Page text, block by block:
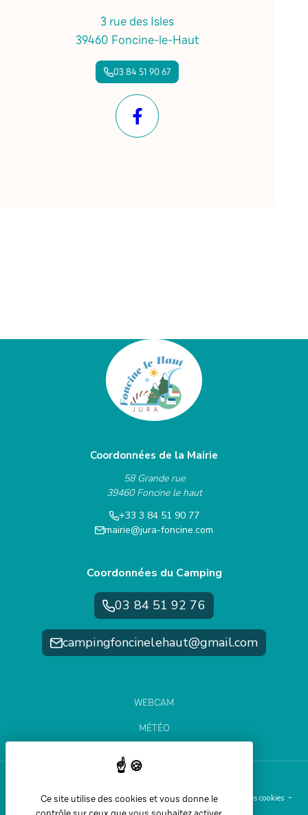
3 rue des Isles
39460 Foncine-le-Haut
03 84 51 90 67
Facebook
Coordonnées de la Mairie
58 Grande rue
39460 Foncine le haut
+33 3 84 51 90 77
mairie@jura-foncine.com
Coordonnées du Camping
03 84 51 92 76
campingfoncinelehaut@gmail.com
WEBCAM
MÉTÉO
Aide et accessibilité Plan du site Mentions légales
Gestion des cookies
Ce site utilise des cookies et vous donne le